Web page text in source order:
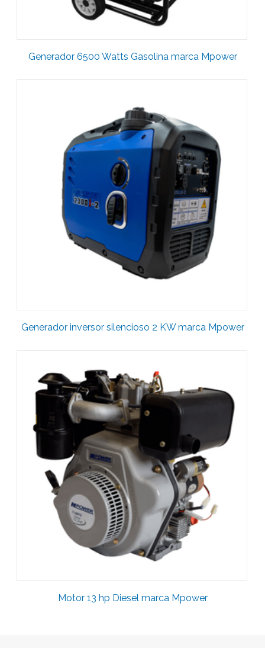
Generador 6500 Watts Gasolina marca Mpower
Generador inversor silencioso 2 KW marca Mpower
Motor 13 hp Diesel marca Mpower